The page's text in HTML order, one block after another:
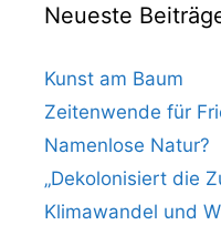
Neueste
Kunst am Baum
Zeitenwende für
Namenlose Natur?
„Dekolonisiert die
Klimawandel und